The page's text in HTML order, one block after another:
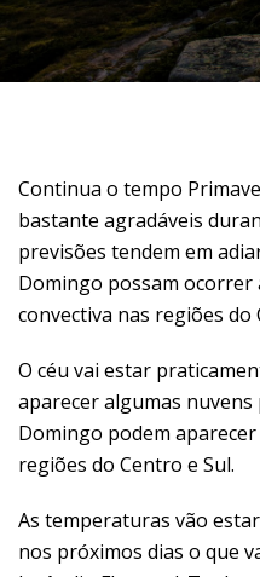
Continua o tempo
bastante agradáveis
previsões tendem em
Domingo possam
convectiva nas regiões do
O céu vai estar
aparecer algumas
Domingo podem
regiões do Centro e Sul.
As temperaturas vão
nos próximos dias o que